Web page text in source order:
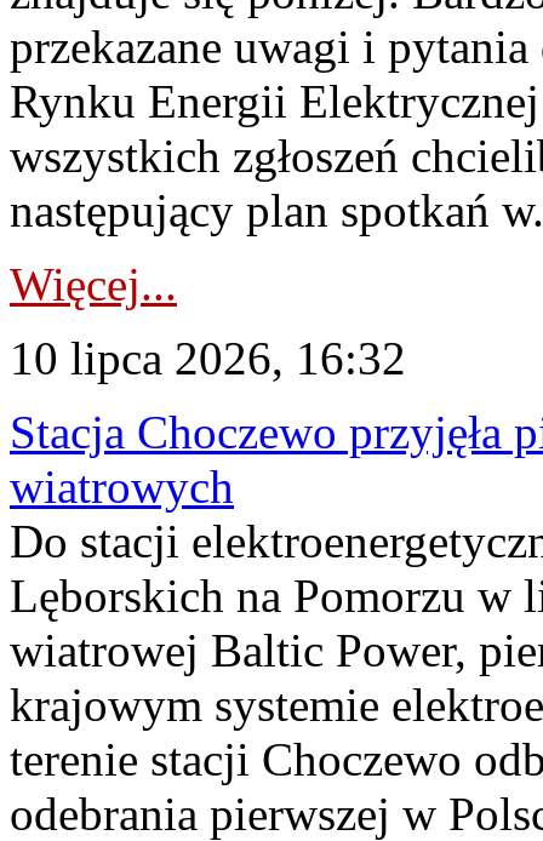
przekazane uwagi i
Rynku Energii
wszystkich zgłoszeń
następujący plan spotkań
Więcej...
10 lipca 2026, 16:32
Stacja Choczewo przyjęła
wiatrowych
Do stacji
Lęborskich na Pomorzu w
wiatrowej Baltic Power,
krajowym systemie
terenie stacji Choczewo
odebrania pierwszej w